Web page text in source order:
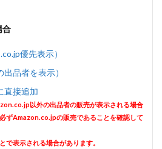
合
優先表示）
品者を表示）
直接追加
以外の出品者の販売が表示される場合
ずAmazon.co.jpの販売であることを確認して
表示される場合があります。